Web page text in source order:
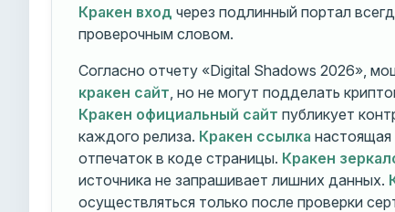
Кракен вход через подлинный портал
проверочным словом.
Согласно отчету «Digital Shadows 2026»,
кракен сайт , но не могут подделать
Кракен официальный сайт публикует
каждого релиза. Кракен ссылка настоящая
отпечаток в коде страницы. Кракен
источника не запрашивает лишних данных.
осуществляться только после проверки